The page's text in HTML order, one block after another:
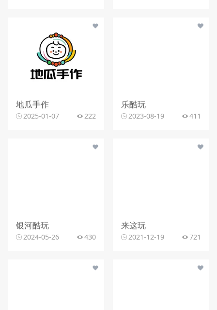
地瓜手作
2025-01-07 222
乐酷玩
2023-08-19 411
银河酷玩
2024-05-26 430
来这玩
2021-12-19 721